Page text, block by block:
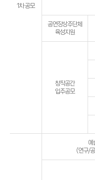
1차 공모
공연장상주단체
육성지원
창작공간
입주공모
예
(연구/